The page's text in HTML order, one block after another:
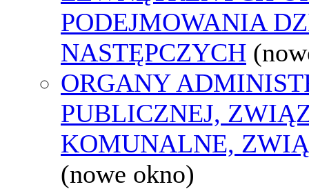
PODEJMOWANIA
NASTĘPCZYCH
ORGANY
PUBLICZNEJ,
KOMUNALNE,
(nowe okno)